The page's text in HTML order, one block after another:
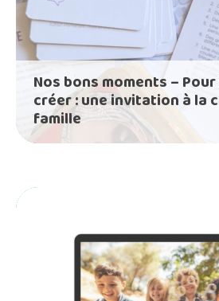
Nos bons moments –
créer : une invitation à la
famille